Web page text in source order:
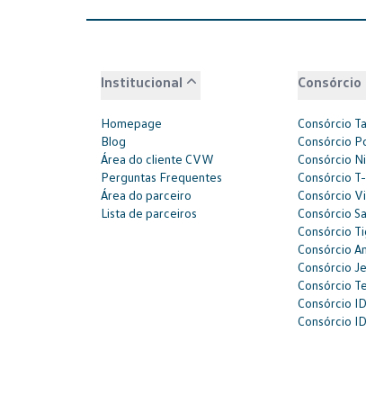
Institucional
Homepage
Blog
Área do cliente CVW
Perguntas Frequentes
Área do parceiro
Lista de parceiros
Consórcio
Consórcio
Consórcio
Consórcio
Consórcio
Consórcio
Consórcio
Consórcio
Consórcio
Consórcio
Consórcio
Consórcio
Consórcio